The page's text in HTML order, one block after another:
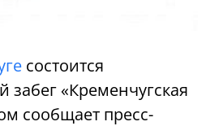
состоится
забег «Кременчугская
сообщает пресс-